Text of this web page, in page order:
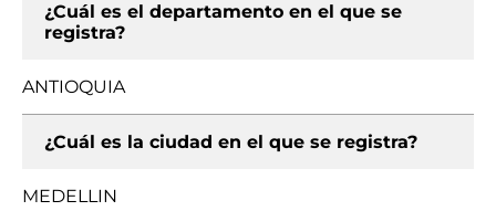
¿Cuál es el departamento en el que se
registra?
ANTIOQUIA
¿Cuál es la ciudad en el que se registra?
MEDELLIN